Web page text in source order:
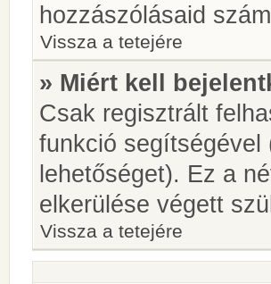
hozzászólásaid
Vissza a tetejére
» Miért kell
Csak regisztrált
funkció segítségével
lehetőséget). Ez a
elkerülése végett
Vissza a tetejére